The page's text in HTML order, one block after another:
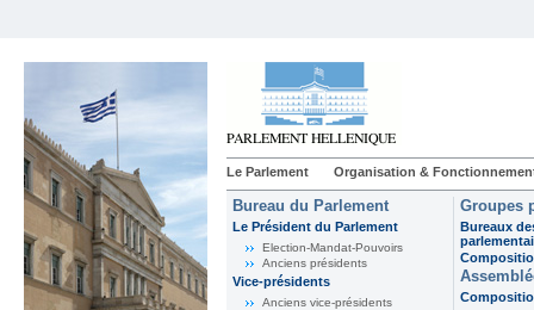
Le Parlement Organisation &
Bureau du Parlement
Le Président du Parlement
Election-Mandat-Pouvoirs
Anciens présidents
Vice-présidents
Anciens vice-présidents
Groupes
Bureaux